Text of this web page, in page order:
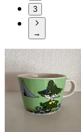
3
→